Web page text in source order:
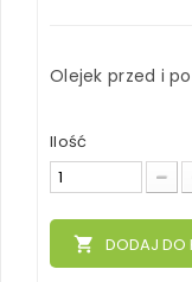
Olejek przed i
Ilość
local_grocery_store DODAJ DO